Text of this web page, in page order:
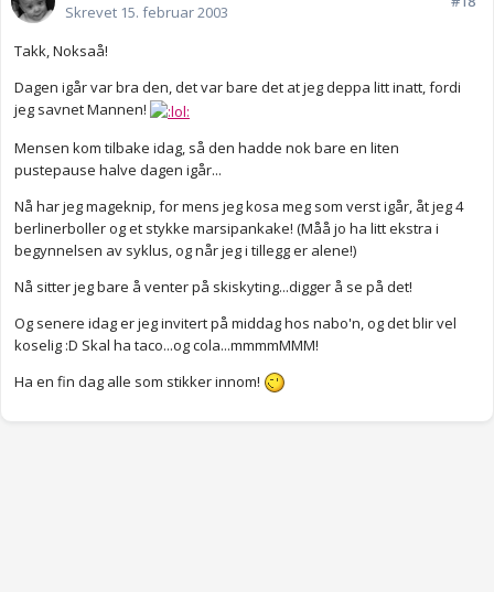
Skrevet 15. februar 2003
Takk, Noksaå!
Dagen igår var bra den, det var bare det at jeg deppa litt inatt, fordi
jeg savnet Mannen!
Mensen kom tilbake idag, så den hadde nok bare en liten
pustepause halve dagen igår...
Nå har jeg mageknip, for mens jeg kosa meg som verst igår, åt jeg 4
berlinerboller og et stykke marsipankake! (Måå jo ha litt ekstra i
begynnelsen av syklus, og når jeg i tillegg er alene!)
Nå sitter jeg bare å venter på skiskyting...digger å se på det!
Og senere idag er jeg invitert på middag hos nabo'n, og det blir vel
koselig :D Skal ha taco...og cola...mmmmMMM!
Ha en fin dag alle som stikker innom!